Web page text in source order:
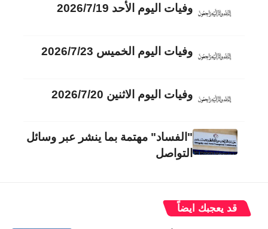
وفيات اليوم الأحد 2026/7/19
وفيات اليوم الخميس 2026/7/23
وفيات اليوم الاثنين 2026/7/20
"الفساد" مهتمة بما ينشر عبر وسائل
التواصل
قد يعجبك ايضاً